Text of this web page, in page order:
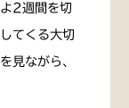
2週間を切
てくる大切
見ながら、